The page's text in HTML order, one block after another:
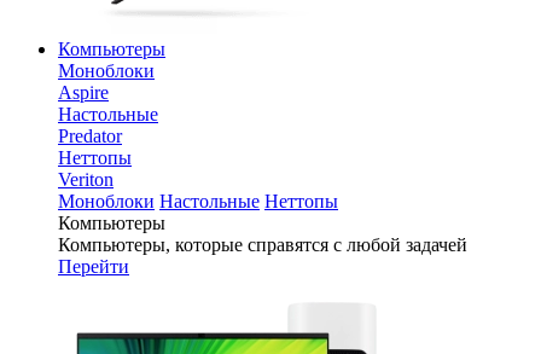
Компьютеры
Моноблоки
Aspire
Настольные
Predator
Неттопы
Veriton
Моноблоки Настольные Неттопы
Компьютеры
Компьютеры, которые справятся с любой задачей
Перейти